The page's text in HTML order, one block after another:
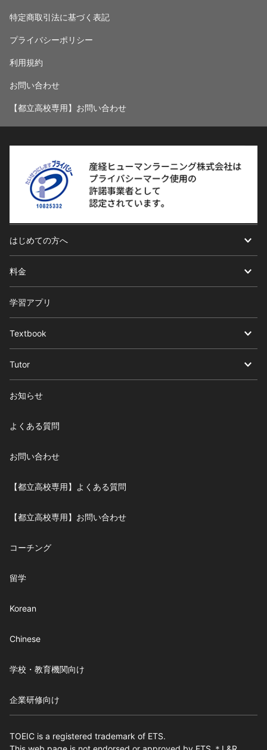
特定商取引法に基づく表記
プライバシーポリシー
利用規約
お問い合わせ
【都立高校専用】お問い合わせ
はじめての方へ
料金
学習アプリ
Textbook
Tutor
お知らせ
よくある質問
お問い合わせ
【都立高校専用】よくある質問
【都立高校専用】お問い合わせ
コーチング
留学
Korean
Chinese
学校・教育機関向け
企業研修向け
TOEIC is a registered trademark of ETS.